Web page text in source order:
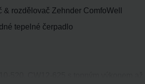
rozdělovač Zehnder ComfoWell
tepelné čerpadlo